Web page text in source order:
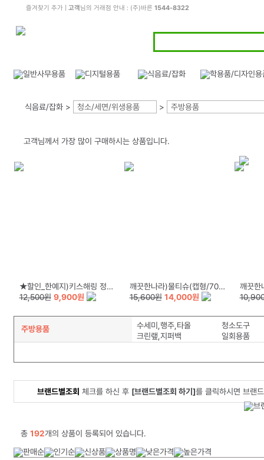
즐겨찾기 추가| 고객님의 거래점 안내 : (주)바른 1544-8322
식음료/잡화 > 청소/세면/위생용품 > 주방용품
고객님께서 가장 많이 구매하시는 상품입니다.
★할인_한예지)키스해링 정사각 미용티슈(250매×6입)
12,500원 9,900원
깨끗한나라)물티슈(캡형/70매×6입)
15,600원 14,000원
깨끗한나라
주방용품 수세미,행주,타올
청소도구
크린랲,지퍼백
일회용품
브랜드별조회 체크를 하신 후 [브랜드별조회 하기]를 클릭하시면 브랜
총 192개의 상품이 등록되어 있습니다.